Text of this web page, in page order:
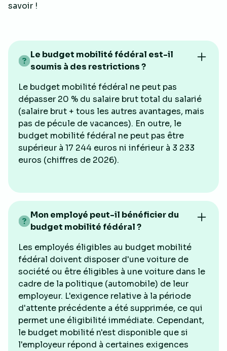
savoir !
Le budget mobilité fédéral est-il
soumis à des restrictions ?
Le budget mobilité fédéral ne peut pas
dépasser 20 % du salaire brut total du salarié
(salaire brut + tous les autres avantages, mais
pas de pécule de vacances). En outre, le
budget mobilité fédéral ne peut pas être
supérieur à 17 244 euros ni inférieur à 3 233
euros (chiffres de 2026).
Mon employé peut-il bénéficier du
budget mobilité fédéral ?
Les employés éligibles au budget mobilité
fédéral doivent disposer d'une voiture de
société ou être éligibles à une voiture dans le
cadre de la politique (automobile) de leur
employeur. L'exigence relative à la période
d'attente précédente a été supprimée, ce qui
permet une éligibilité immédiate. Cependant,
le budget mobilité n'est disponible que si
l'employeur répond à certaines exigences